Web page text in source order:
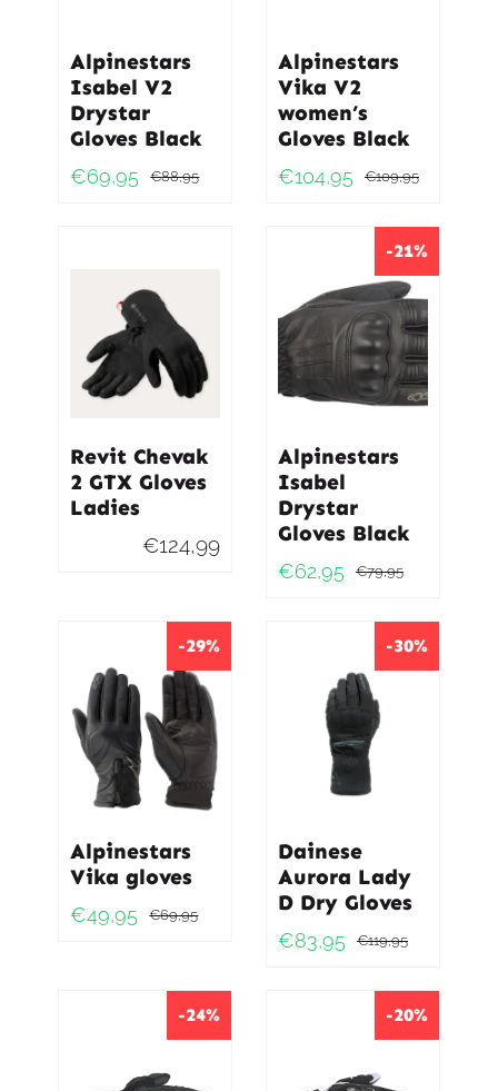
Alpinestars
Isabel V2
Drystar
Gloves Black
€88,95
Oorspronkelijke
€69,95
Huidige
Alpinestars
Vika V2
women’s
Gloves Black
€109,95
prijs
was:
€104,95
prijs
is:
Revit Chevak
2 GTX Gloves
Ladies
€124,99
-21%
Alpinestars
Isabel
Drystar
Gloves Black
€79,95
prijs
was:
€79,95.
€62,95
prijs
is:
€62,95.
-29%
Alpinestars
Vika gloves
€69,95
Oorspronkelijke
was:
€69,95.
€49,95
Huidige
is:
€49,95.
-30%
Dainese
Aurora Lady
D Dry Gloves
€119,95
prijs
was:
€83,95
prijs
is:
€83,95.
-24% -20%